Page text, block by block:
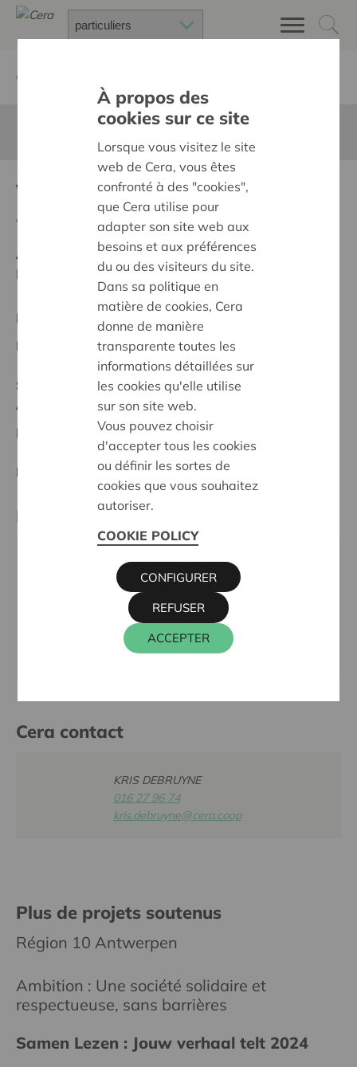
VIP Deluxe
Ambition:
Une société solidaire et respectueuse, sans
barrières
Projet régional
Date de début:12/02/2025
Statut:
Antwerpen
Date de décision:12/02/2025
Décision: Approuvé
Partenaire
KRAS JEUGDWERK, KROONSTRAAT 169, 2140
03 270 39 10
fondsenwerving@krasjeugdwerk.be
www.krasjeugdwerk.be
Cera contact
KRIS DEBRUYNE
016 27 96 74
kris.debruyne@cera.coop
Plus de projets soutenus
Région 10 Antwerpen
Ambition : Une société solidaire et
respectueuse, sans barrières
Samen Lezen : Jouw verhaal telt 2024
À propos des
cookies sur ce site
Lorsque vous visitez le site
web de Cera, vous êtes
confronté à des "cookies",
que Cera utilise pour
adapter son site web aux
besoins et aux préférences
du ou des visiteurs du site.
Dans sa politique en
matière de cookies, Cera
donne de manière
transparente toutes les
informations détaillées sur
les cookies qu'elle utilise
sur son site web.
Vous pouvez choisir
d'accepter tous les cookies
ou définir les sortes de
cookies que vous souhaitez
autoriser.
COOKIE POLICY
ACCEPTER
REFUSER
CONFIGURER